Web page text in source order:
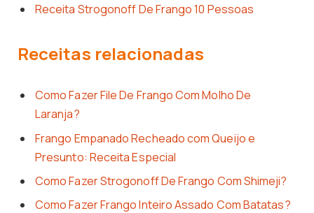
Receita Strogonoff De Frango 10 Pessoas
Receitas relacionadas
Como Fazer File De Frango Com Molho De
Laranja?
Frango Empanado Recheado com Queijo e
Presunto: Receita Especial
Como Fazer Strogonoff De Frango Com Shimeji?
Como Fazer Frango Inteiro Assado Com Batatas?